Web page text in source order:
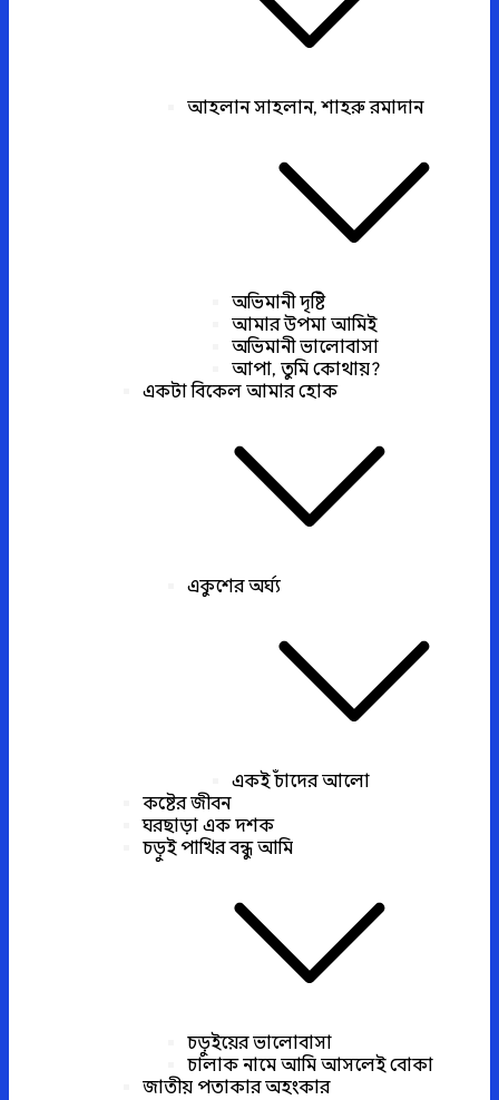
আহলান সাহলান, শাহরু রমাদান
অভিমানী দৃষ্টি
আমার উপমা আমিই
অভিমানী ভালোবাসা
আপা, তুমি কোথায়?
একটা বিকেল আমার হোক
একুশের অর্ঘ্য
একই চাঁদের আলো
কষ্টের জীবন
ঘরছাড়া এক দশক
চড়ুই পাখির বন্ধু আমি
চড়ুইয়ের ভালোবাসা
চালাক নামে আমি আসলেই বোকা
জাতীয় পতাকার অহংকার